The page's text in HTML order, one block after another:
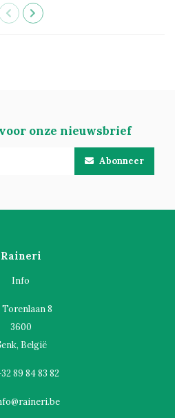
onze nieuwsbrief
Abonneer
Raineri
Info
Torenlaan 8
3600
België
89 84 83 82